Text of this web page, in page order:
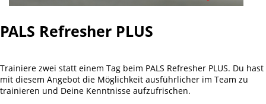
PALS Refresher PLUS
Trainiere zwei statt einem Tag beim PALS Refresher PLUS. Du hast
mit diesem Angebot die Möglichkeit ausführlicher im Team zu
trainieren und Deine Kenntnisse aufzufrischen.